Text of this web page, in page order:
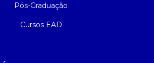
Pós-Graduação
Cursos EAD